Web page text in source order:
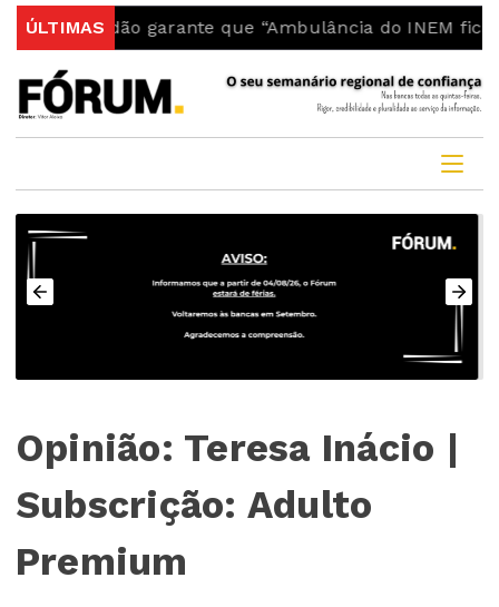
ÚLTIMAS
Fundão garante que “Ambulância do INEM fica no
Opinião: Teresa Inácio |
Subscrição: Adulto
Premium